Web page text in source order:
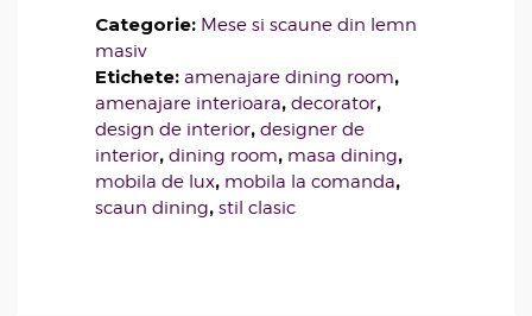
Categorie: Mese si scaune din lemn
masiv
Etichete: amenajare dining room,
amenajare interioara, decorator,
design de interior, designer de
interior, dining room, masa dining,
mobila de lux, mobila la comanda,
scaun dining, stil clasic